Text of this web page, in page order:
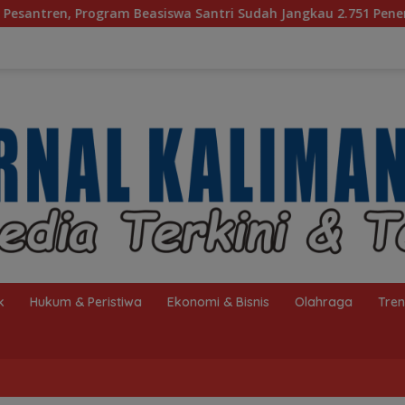
Sudah Jangkau 2.751 Penerima Bagaimana KIP
Hukum & Peristiwa Ekonomi & Bisnis Olahraga